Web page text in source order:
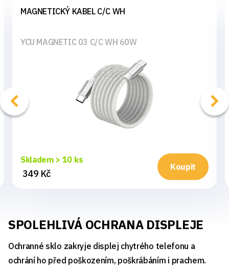
MAGNETICKÝ KABEL C/C WH
YCU MAGNETIC 03 C/C WH 60W
Skladem > 10 ks
349 Kč
Koupit
SPOLEHLIVÁ OCHRANA DISPLEJE
Ochranné sklo zakryje displej chytrého telefonu a
ochrání ho před poškozením, poškrábáním i prachem.